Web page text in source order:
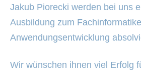
Jakub Piorecki werden bei uns
Ausbildung zum
Anwendungsentwicklung
Wir wünschen ihnen viel Erfolg